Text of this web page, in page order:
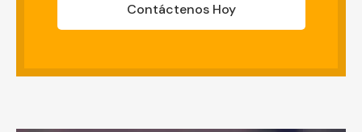
Contáctenos Hoy